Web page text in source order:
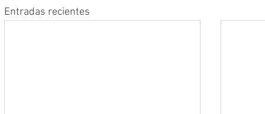
Entradas recientes